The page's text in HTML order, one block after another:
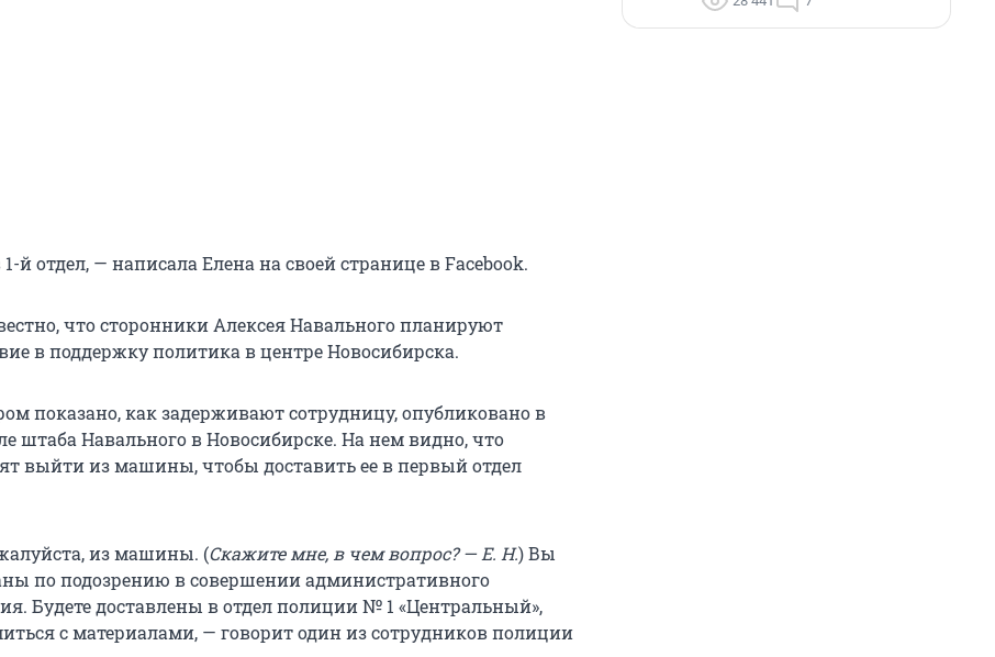
й отдел, — написала Елена на своей странице в Facebook.
что сторонники Алексея Навального планируют
в поддержку политика в центре Новосибирска.
показано, как задерживают сотрудницу, опубликовано в
штаба Навального в Новосибирске. На нем видно, что
выйти из машины, чтобы доставить ее в первый отдел
из машины. (Скажите мне, в чем вопрос? — Е. Н.) Вы
по подозрению в совершении административного
Будете доставлены в отдел полиции № 1 «Центральный»,
с материалами, — говорит один из сотрудников полиции